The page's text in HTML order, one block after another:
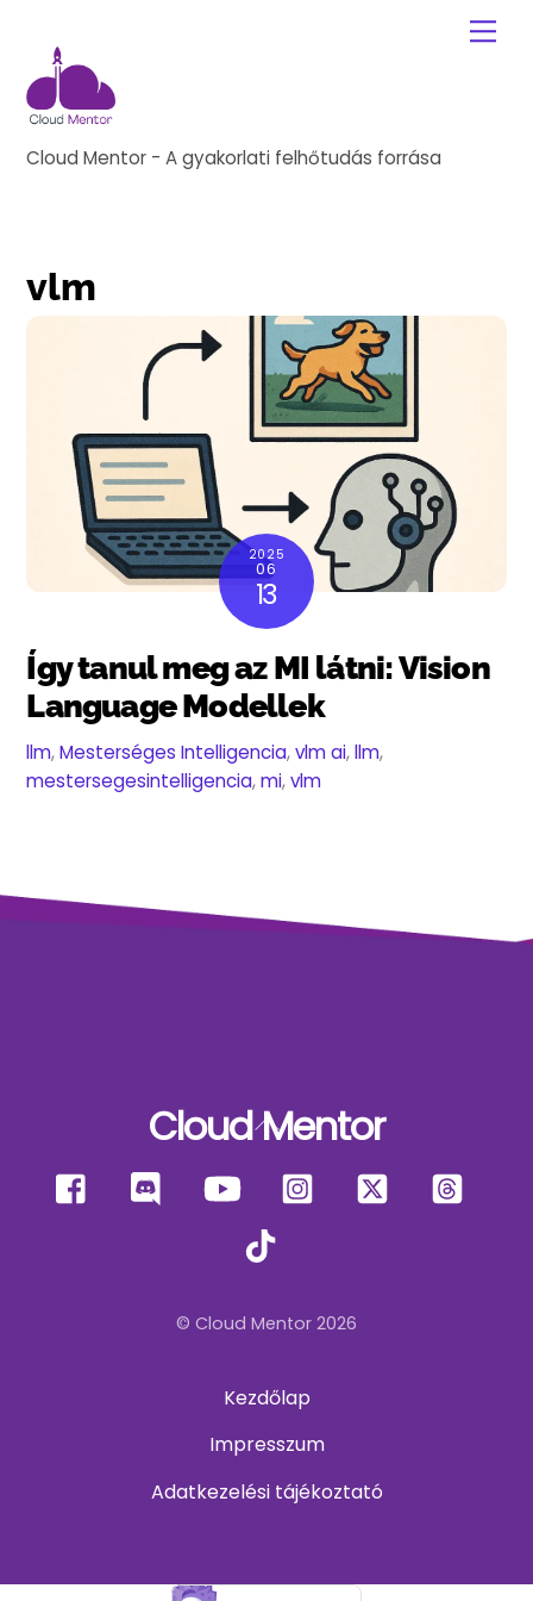
content
Cloud Mentor - A gyakorlati felhőtudás forrása
vlm
2025
06
13
Így tanul meg az MI látni: Vision
Language Modellek
llm,Mesterséges Intelligencia,vlm ai,llm,
mestersegesintelligencia,mi,vlm
Back
Top
Cloud Mentor
Facebook Discord YouTube Instagram
© Cloud Mentor 2026
Kezdőlap
Impresszum
Adatkezelési tájékoztató